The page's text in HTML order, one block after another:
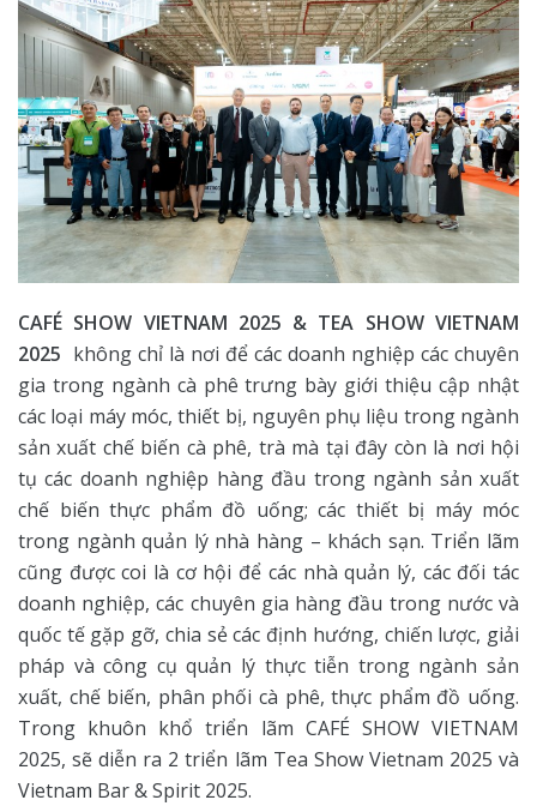
CAFÉ SHOW VIETNAM 2025 & TEA SHOW VIETNAM
2025 không chỉ là nơi để các doanh nghiệp các chuyên
gia trong ngành cà phê trưng bày giới thiệu cập nhật
các loại máy móc, thiết bị, nguyên phụ liệu trong ngành
sản xuất chế biến cà phê, trà mà tại đây còn là nơi hội
tụ các doanh nghiệp hàng đầu trong ngành sản xuất
chế biến thực phẩm đồ uống; các thiết bị máy móc
trong ngành quản lý nhà hàng – khách sạn. Triển lãm
cũng được coi là cơ hội để các nhà quản lý, các đối tác
doanh nghiệp, các chuyên gia hàng đầu trong nước và
quốc tế gặp gỡ, chia sẻ các định hướng, chiến lược, giải
pháp và công cụ quản lý thực tiễn trong ngành sản
xuất, chế biến, phân phối cà phê, thực phẩm đồ uống.
Trong khuôn khổ triển lãm CAFÉ SHOW VIETNAM
2025, sẽ diễn ra 2 triển lãm Tea Show Vietnam 2025 và
Vietnam Bar & Spirit 2025.